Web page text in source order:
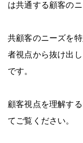
は共通する顧客の
共顧客のニーズを
者視点から抜け出
です。
顧客視点を理解す
てご覧ください。